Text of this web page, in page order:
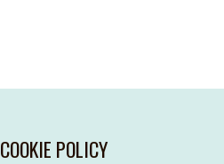
COOKIE POLICY